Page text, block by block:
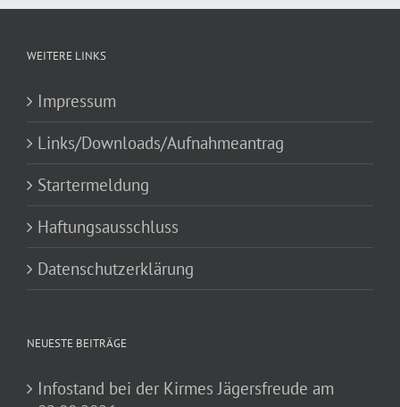
WEITERE LINKS
Impressum
Links/Downloads/Aufnahmeantrag
Startermeldung
Haftungsausschluss
Datenschutzerklärung
NEUESTE BEITRÄGE
Infostand bei der Kirmes Jägersfreude am